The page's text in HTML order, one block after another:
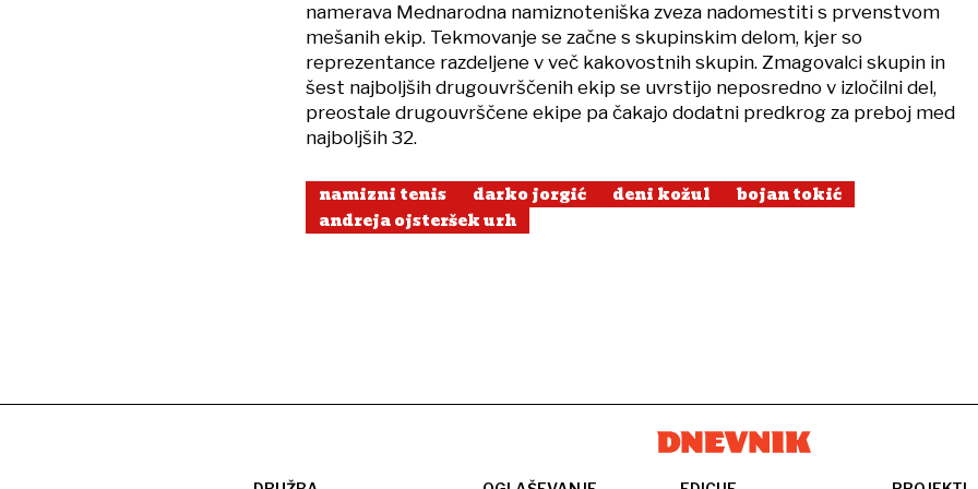
namerava Mednarodna namiznoteniška zveza nadomestiti s prvenstvom
mešanih ekip. Tekmovanje se začne s skupinskim delom, kjer so
reprezentance razdeljene v več kakovostnih skupin. Zmagovalci skupin in
šest najboljših drugouvrščenih ekip se uvrstijo neposredno v izločilni del,
preostale drugouvrščene ekipe pa čakajo dodatni predkrog za preboj med
najboljših 32.
namizni tenis darko jorgić deni kožul
bojan tokić
andreja ojsteršek urh